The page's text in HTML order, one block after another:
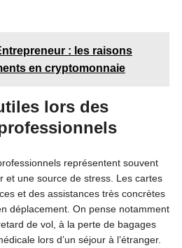
: les raisons
en cryptomonnaie
lors des
représentent souvent
et une source de stress. Les cartes
et des assistances très concrètes
déplacement. On pense notamment
de vol, à la perte de bagages
lors d’un séjour à l’étranger.